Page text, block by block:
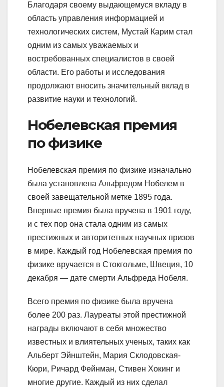
Благодаря своему выдающемуся вкладу в
область управления информацией и
технологических систем, Мустай Карим стал
одним из самых уважаемых и
востребованных специалистов в своей
области. Его работы и исследования
продолжают вносить значительный вклад в
развитие науки и технологий.
Нобелевская премия
по физике
Нобелевская премия по физике изначально
была установлена Альфредом Нобелем в
своей завещательной метке 1895 года.
Впервые премия была вручена в 1901 году,
и с тех пор она стала одним из самых
престижных и авторитетных научных призов
в мире. Каждый год Нобелевская премия по
физике вручается в Стокгольме, Швеция, 10
декабря — дате смерти Альфреда Нобеля.
Всего премия по физике была вручена
более 200 раз. Лауреаты этой престижной
награды включают в себя множество
известных и влиятельных ученых, таких как
Альберт Эйнштейн, Мария Склодовская-
Кюри, Ричард Фейнман, Стивен Хокинг и
многие другие. Каждый из них сделал